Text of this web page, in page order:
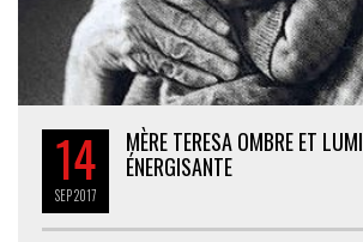
14
SEP2017
MÈRE TERESA OMBRE ET
ÉNERGISANTE